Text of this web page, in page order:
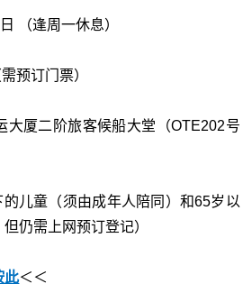
（逢周一休息）
预订门票）
大厦二阶旅客候船大堂（OTE202号
儿童（须由成年人陪同）和65岁以
仍需上网预订登记）
此＜＜